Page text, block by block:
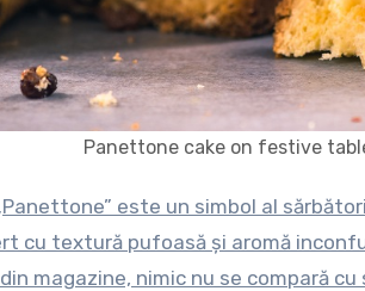
Panettone cake on festive
cu textură pufoasă și aromă
magazine, nimic nu se compară